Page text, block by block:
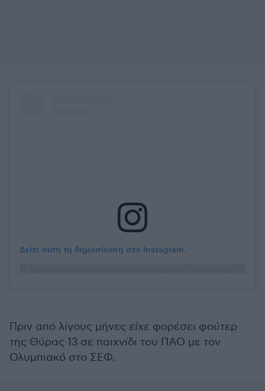
Δείτε αυτή τη δημοσίευση στο Instagram.
Πριν από λίγους μήνες είχε φορέσει φούτερ
της Θύρας 13 σε παιχνίδι του ΠΑΟ με τον
Ολυμπιακό στο ΣΕΦ.